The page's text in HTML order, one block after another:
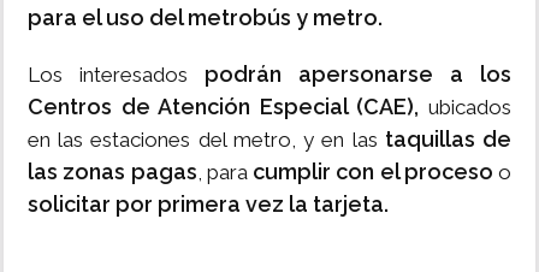
para el uso del metrobús y metro.
Los interesados podrán apersonarse a los
Centros de Atención Especial (CAE), ubicados
en las estaciones del metro, y en las taquillas de
las zonas pagas, para cumplir con el proceso o
solicitar por primera vez la tarjeta.